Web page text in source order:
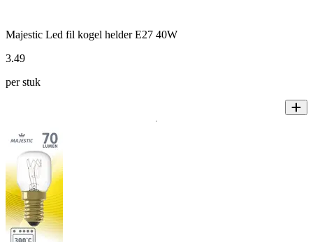
Majestic Led fil kogel helder E27 40W
3.49
per stuk